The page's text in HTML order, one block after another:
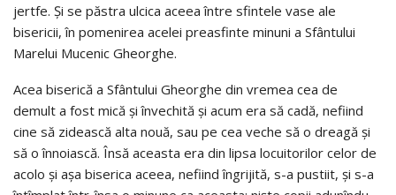
jertfe. Şi se păstra ulcica aceea între sfintele vase ale
bisericii, în pomenirea acelei preasfinte minuni a Sfântului
Marelui Mucenic Gheorghe.
Acea biserică a Sfântului Gheorghe din vremea cea de
demult a fost mică şi învechită şi acum era să cadă, nefiind
cine să zidească alta nouă, sau pe cea veche să o dreagă şi
să o înnoiască. Însă aceasta era din lipsa locuitorilor celor de
acolo şi aşa biserica aceea, nefiind îngrijită, s-a pustiit, şi s-a